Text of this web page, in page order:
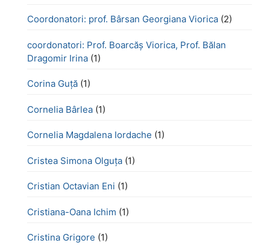
Coordonatori: prof. Bârsan Georgiana Viorica (2)
coordonatori: Prof. Boarcăș Viorica, Prof. Bălan
Dragomir Irina (1)
Corina Guță (1)
Cornelia Bârlea (1)
Cornelia Magdalena Iordache (1)
Cristea Simona Olguța (1)
Cristian Octavian Eni (1)
Cristiana-Oana Ichim (1)
Cristina Grigore (1)